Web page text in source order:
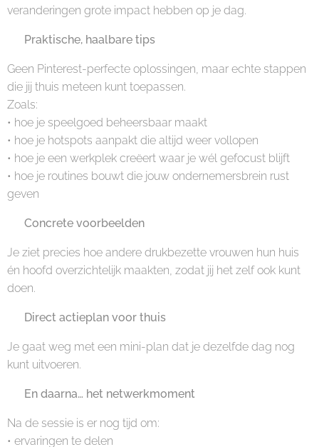
veranderingen grote impact hebben op je dag.
✔️ Praktische, haalbare tips
Geen Pinterest-perfecte oplossingen, maar echte stappen
die jij thuis meteen kunt toepassen.
Zoals:
• hoe je speelgoed beheersbaar maakt
• hoe je hotspots aanpakt die altijd weer vollopen
• hoe je een werkplek creëert waar je wél gefocust blijft
• hoe je routines bouwt die jouw ondernemersbrein rust
geven
✔️ Concrete voorbeelden
Je ziet precies hoe andere drukbezette vrouwen hun huis
én hoofd overzichtelijk maakten, zodat jij het zelf ook kunt
doen.
✔️ Direct actieplan voor thuis
Je gaat weg met een mini-plan dat je dezelfde dag nog
kunt uitvoeren.
🤝 En daarna… het netwerkmoment
Na de sessie is er nog tijd om:
• ervaringen te delen